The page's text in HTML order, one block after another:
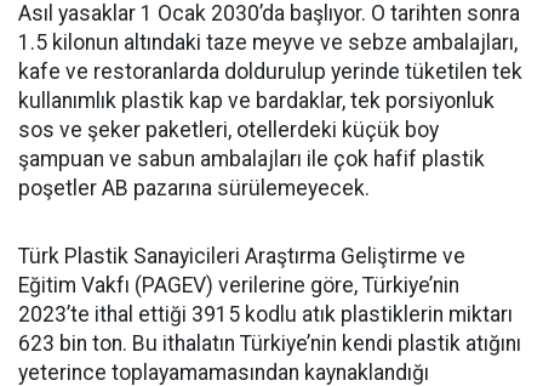
Asıl yasaklar 1 Ocak 2030’da başlıyor. O tarihten sonra
1.5 kilonun altındaki taze meyve ve sebze ambalajları,
kafe ve restoranlarda doldurulup yerinde tüketilen tek
kullanımlık plastik kap ve bardaklar, tek porsiyonluk
sos ve şeker paketleri, otellerdeki küçük boy
şampuan ve sabun ambalajları ile çok hafif plastik
poşetler AB pazarına sürülemeyecek.
Türk Plastik Sanayicileri Araştırma Geliştirme ve
Eğitim Vakfı (PAGEV) verilerine göre, Türkiye’nin
2023’te ithal ettiği 3915 kodlu atık plastiklerin miktarı
623 bin ton. Bu ithalatın Türkiye’nin kendi plastik atığını
yeterince toplayamamasından kaynaklandığı